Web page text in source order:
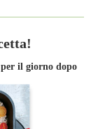
il giorno dopo